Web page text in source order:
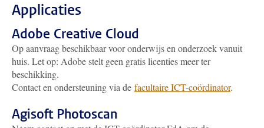
Applicaties
Adobe Creative Cloud
Op aanvraag beschikbaar voor onderwijs en onderzoek vanuit
huis. Let op: Adobe stelt geen gratis licenties meer ter
beschikking.
Contact en ondersteuning via de facultaire ICT-coördinator.
Agisoft Photoscan